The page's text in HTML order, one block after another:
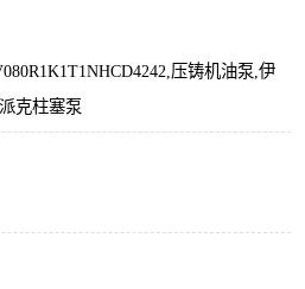
压铸机油泵,伊
克柱塞泵